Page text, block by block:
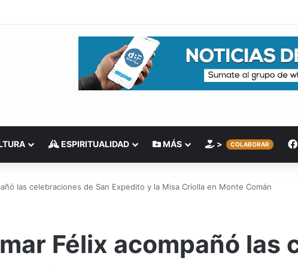
ESPIRITUALIDAD MÁS > COLABORAR
las celebraciones de San Expedito y la Misa Criolla en Monte Comán
Félix acompañó las